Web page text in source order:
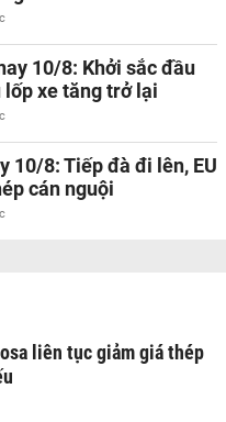
10/8: Khởi sắc đầu
xe tăng trở lại
10/8: Tiếp đà đi lên, EU
cán nguội
liên tục giảm giá thép